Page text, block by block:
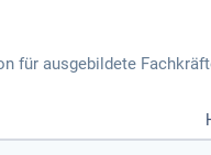
für ausgebildete
warten
Zudem bist du
hervorragender